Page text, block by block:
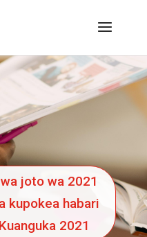
joto wa 2021
kupokea habari
2021